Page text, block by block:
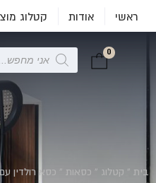
ראשי אודות קטלוג
0
Products
search
בית » קטלוג » כסאות » כסא רולדין